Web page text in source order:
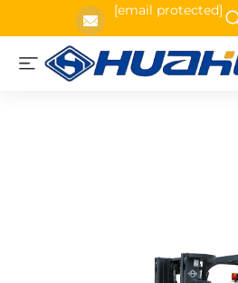
[email protected]